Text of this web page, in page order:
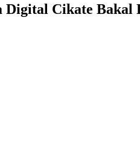
Cikate Bakal